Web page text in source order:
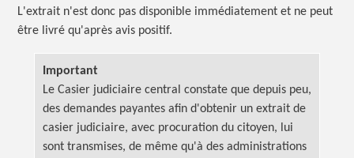
L'extrait n'est donc pas disponible immédiatement et ne peut
être livré qu'après avis positif.
Important
Le Casier judiciaire central constate que depuis peu,
des demandes payantes afin d'obtenir un extrait de
casier judiciaire, avec procuration du citoyen, lui
sont transmises, de même qu'à des administrations